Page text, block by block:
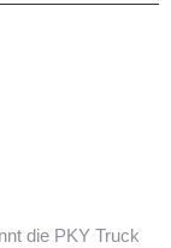
die PKY Truck